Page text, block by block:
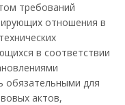
требований
отношения в
в соответствии
обязательными для
актов,